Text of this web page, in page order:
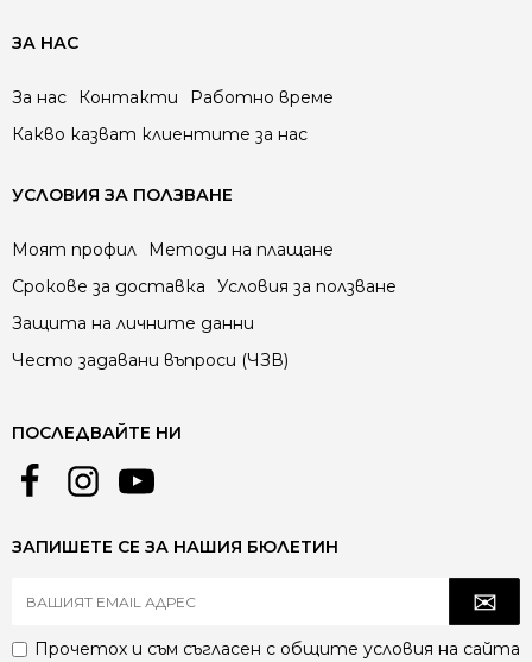
ЗА НАС
За нас Контакти
Работно време
Какво казват клиентите за нас
УСЛОВИЯ ЗА ПОЛЗВАНЕ
Моят профил
Методи на плащане
Срокове за доставка
Условия за ползване
Защита на личните данни
Често задавани въпроси (ЧЗВ)
ПОСЛЕДВАЙТЕ НИ
ЗАПИШЕТЕ СЕ ЗА НАШИЯ БЮЛЕТИН
Прочетох и съм съгласен с общите условия на сайта